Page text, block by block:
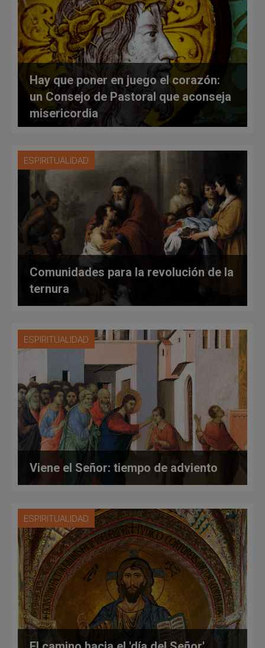
Hay que poner en juego el corazón:
un Consejo de Pastoral que aconseja
misericordia
ESPIRITUALIDAD
Comunidades para la revolución de la
ternura
ESPIRITUALIDAD
Viene el Señor: tiempo de adviento
ESPIRITUALIDAD